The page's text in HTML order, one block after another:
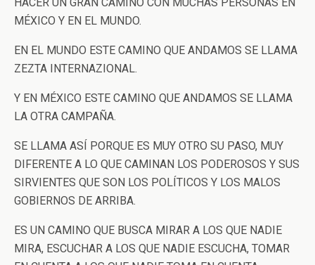
MÉXICO Y EN EL MUNDO.
EN EL MUNDO ESTE CAMINO QUE ANDAMOS SE LLAMA
ZEZTA INTERNAZIONAL.
Y EN MÉXICO ESTE CAMINO QUE ANDAMOS SE LLAMA
LA OTRA CAMPAÑA.
SE LLAMA ASÍ PORQUE ES MUY OTRO SU PASO, MUY
DIFERENTE A LO QUE CAMINAN LOS PODEROSOS Y SUS
SIRVIENTES QUE SON LOS POLÍTICOS Y LOS MALOS
GOBIERNOS DE ARRIBA.
ES UN CAMINO QUE BUSCA MIRAR A LOS QUE NADIE
MIRA, ESCUCHAR A LOS QUE NADIE ESCUCHA, TOMAR